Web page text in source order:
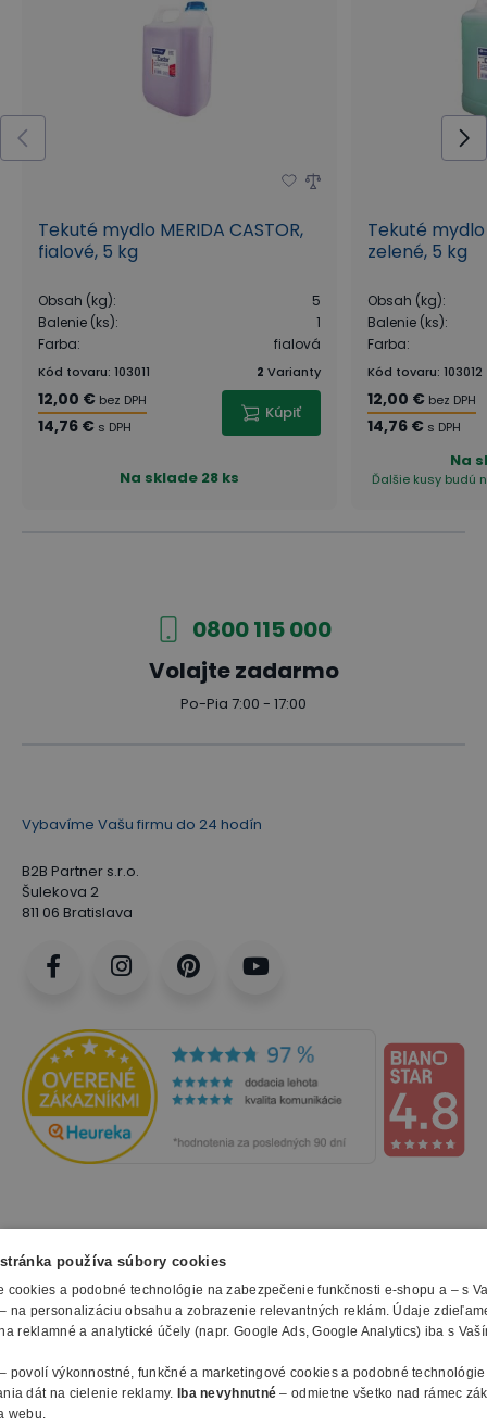
Tekuté mydlo MERIDA CASTOR,
fialové, 5 kg
Obsah (kg):
5
Balenie (ks):
1
Farba: fialová
Kód tovaru: 103011 2 Varianty
12,00 € bez DPH
14,76 € s DPH
Kúpiť
Na sklade 28 ks
Tekuté mydlo
zelené, 5 kg
Obsah (kg):
Balenie (ks):
Farba:
Kód tovaru: 103012
12,00 € bez DPH
14,76 € s DPH
Na
Ďalšie kusy budú
0800 115 000
Volajte zadarmo
Po-Pia 7:00 - 17:00
Vybavíme Vašu firmu do 24 hodín
B2B Partner s.r.o.
Šulekova 2
811 06 Bratislava
NAKUPOVANIE
Všetko o nákupe
Obchodné podmienky
Spôsoby platby
Záruky, servis a reklamácie
SLUŽBY
Reklamačný formulár
E-procurement
O FIRME
O nás
používa súbory cookies
cookies a podobné technológie na zabezpečenie funkčnosti e-shopu a – s
na personalizáciu obsahu a zobrazenie relevantných reklám. Údaje
reklamné a analytické účely (napr. Google Ads, Google Analytics) iba s
povolí výkonnostné, funkčné a marketingové cookies a podobné
dát na cielenie reklamy.
Iba nevyhnutné – odmietne všetko nad rámec
webu.